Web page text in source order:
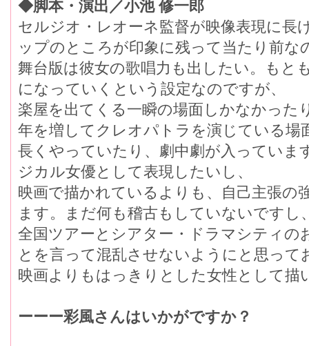
◆脚本・演出／小池 修一郎
セルジオ・レオーネ監督が映像表現に長
ップのところが印象に残って当たり前な
舞台版は彼女の歌唱力も出したい。もと
になっていくという設定なのですが、
楽屋を出てくる一瞬の場面しかなかった
年を増してクレオパトラを演じている場
長くやっていたり、劇中劇が入っていま
ジカル女優として表現したいし、
映画で描かれているよりも、自己主張の
ます。まだ何も稽古もしていないですし
全国ツアーとシアター・ドラマシティの
とを言って混乱させないようにと思って
映画よりもはっきりとした女性として描
ーーー彩風さんはいかがですか？